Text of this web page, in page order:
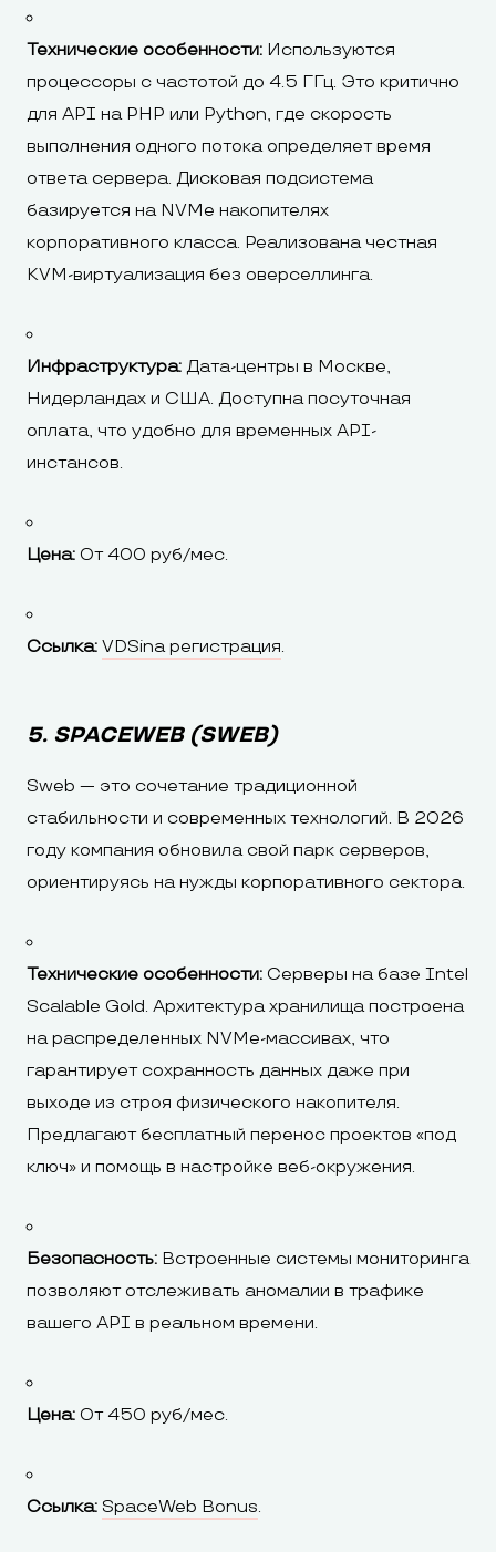
Технические особенности: Используются
процессоры с частотой до 4.5 ГГц. Это критично
для API на PHP или Python, где скорость
выполнения одного потока определяет время
ответа сервера. Дисковая подсистема
базируется на NVMe накопителях
корпоративного класса. Реализована честная
KVM-виртуализация без оверселлинга.
Инфраструктура: Дата-центры в Москве,
Нидерландах и США. Доступна посуточная
оплата, что удобно для временных API-
инстансов.
Цена: От 400 руб/мес.
Ссылка: VDSina регистрация.
5. SPACEWEB (SWEB)
Sweb — это сочетание традиционной
стабильности и современных технологий. В 2026
году компания обновила свой парк серверов,
ориентируясь на нужды корпоративного сектора.
Технические особенности: Серверы на базе Intel
Scalable Gold. Архитектура хранилища построена
на распределенных NVMe-массивах, что
гарантирует сохранность данных даже при
выходе из строя физического накопителя.
Предлагают бесплатный перенос проектов «под
ключ» и помощь в настройке веб-окружения.
Безопасность: Встроенные системы мониторинга
позволяют отслеживать аномалии в трафике
вашего API в реальном времени.
Цена: От 450 руб/мес.
Ссылка: SpaceWeb Bonus.